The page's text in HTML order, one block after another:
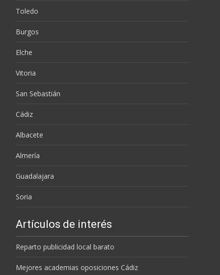
Toledo
Burgos
Elche
Vitoria
San Sebastián
Cádiz
Albacete
Almería
Guadalajara
Soria
Artículos de interés
Reparto publicidad local barato
Mejores academias oposiciones Cádiz